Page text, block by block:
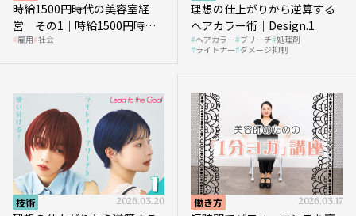
時給1500円時代の美容室経
営 その1｜時給1500円時代
へ向かう社会的背景
雇用 社会
理想の仕上がりから逆算する
ヘアカラー術｜Design.1
ヘアカラー ブリーチ 処理剤
ライトナー ダメージ抑制
技術 2026.03.20 働き方 2026.03.17